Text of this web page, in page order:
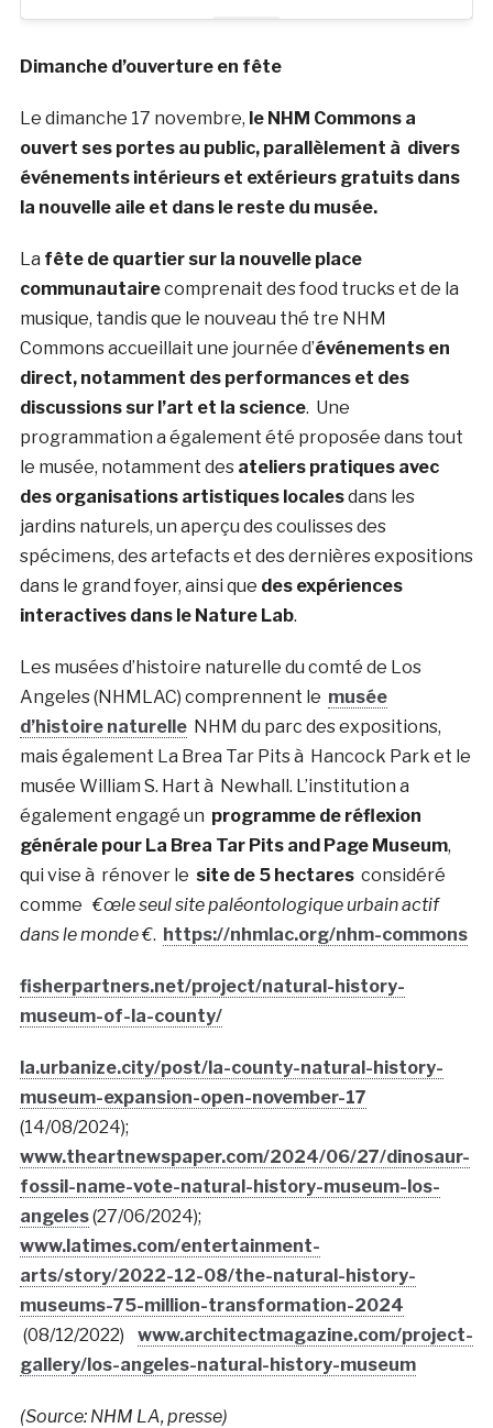
Dimanche d’ouverture en fête
Le dimanche 17 novembre, le NHM Commons a
ouvert ses portes au public, parallèlement à divers
événements intérieurs et extérieurs gratuits dans
la nouvelle aile et dans le reste du musée.
La fête de quartier sur la nouvelle place
communautairecomprenait des food trucks et de la
musique, tandis que le nouveau thé tre NHM
Commons accueillait une journée d’événements en
direct, notamment des performances et des
discussions sur l’art et la science. Une
programmation a également été proposée dans tout
le musée, notamment des ateliers pratiques avec
des organisations artistiques localesdans les
jardins naturels, un aperçu des coulisses des
spécimens, des artefacts et des dernières expositions
dans le grand foyer, ainsi que des expériences
interactives dans le Nature Lab.
Les musées d’histoire naturelle du comté de Los
Angeles (NHMLAC) comprennent le musée
d’histoire naturelleNHM du parc des expositions,
mais également La Brea Tar Pits à Hancock Park et le
musée William S. Hart à Newhall. L’institution a
également engagé un programme de réflexion
générale pour La Brea Tar Pits and Page Museum,
qui vise à rénover le site de 5 hectaresconsidéré
comme €œle seul site paléontologique urbain actif
dans le monde €. https://nhmlac.org/nhm-commons
fisherpartners.net/project/natural-history-
museum-of-la-county/
la.urbanize.city/post/la-county-natural-history-
museum-expansion-open-november-17
(14/08/2024);
www.theartnewspaper.com/2024/06/27/dinosaur-
fossil-name-vote-natural-history-museum-los-
angeles(27/06/2024);
www.latimes.com/entertainment-
arts/story/2022-12-08/the-natural-history-
museums-75-million-transformation-2024
(08/12/2022) www.architectmagazine.com/project-
gallery/los-angeles-natural-history-museum
(Source: NHM LA, presse)